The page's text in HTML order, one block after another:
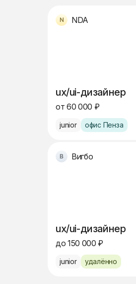
NDA
ux/ui-дизайнер
от 60 000 ₽
junior офис Пенза
Вигбо
ux/ui-дизайнер
до 150 000 ₽
junior удалённо